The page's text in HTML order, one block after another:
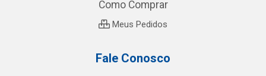
Como Comprar
Meus Pedidos
Fale Conosco